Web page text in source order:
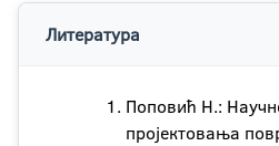
Литература
Поповић Н.:
пројектовања